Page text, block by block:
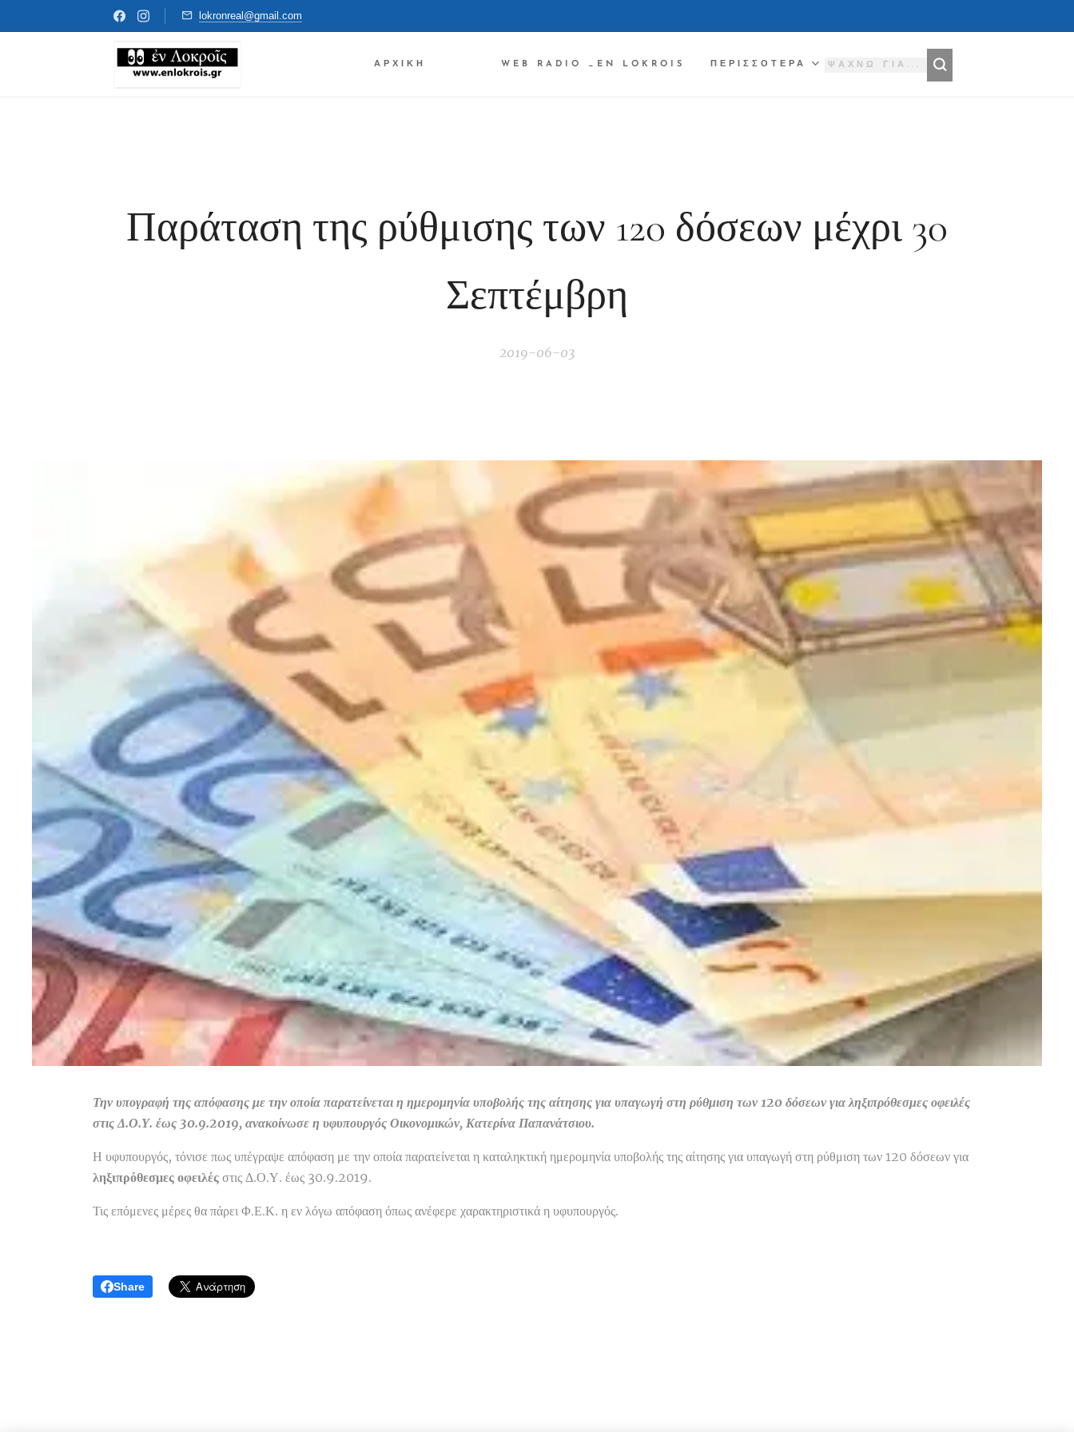
lokronreal@gmail.com
ΑΡΧΙΚΉ ✔✔✔ WEB RADIO _EN LOKROIS ΠΕΡΙΣΣΌΤΕΡΑ
Παράταση της ρύθμισης των 120 δόσεων μέχρι 30
Σεπτέμβρη
2019-06-03
Την υπογραφή της απόφασης με την οποία παρατείνεται η ημερομηνία υποβολής της αίτησης για υπαγωγή στη ρύθμιση των 120 δόσεων για ληξιπρόθεσμες οφειλές
στις Δ.Ο.Υ. έως 30.9.2019, ανακοίνωσε η υφυπουργός Οικονομικών, Κατερίνα Παπανάτσιου.
Η υφυπουργός, τόνισε πως υπέγραψε απόφαση με την οποία παρατείνεται η καταληκτική ημερομηνία υποβολής της αίτησης για υπαγωγή στη ρύθμιση των 120 δόσεων για
ληξιπρόθεσμες οφειλές στις Δ.Ο.Υ. έως 30.9.2019.
Τις επόμενες μέρες θα πάρει Φ.Ε.Κ. η εν λόγω απόφαση όπως ανέφερε χαρακτηριστικά η υφυπουργός.
Share